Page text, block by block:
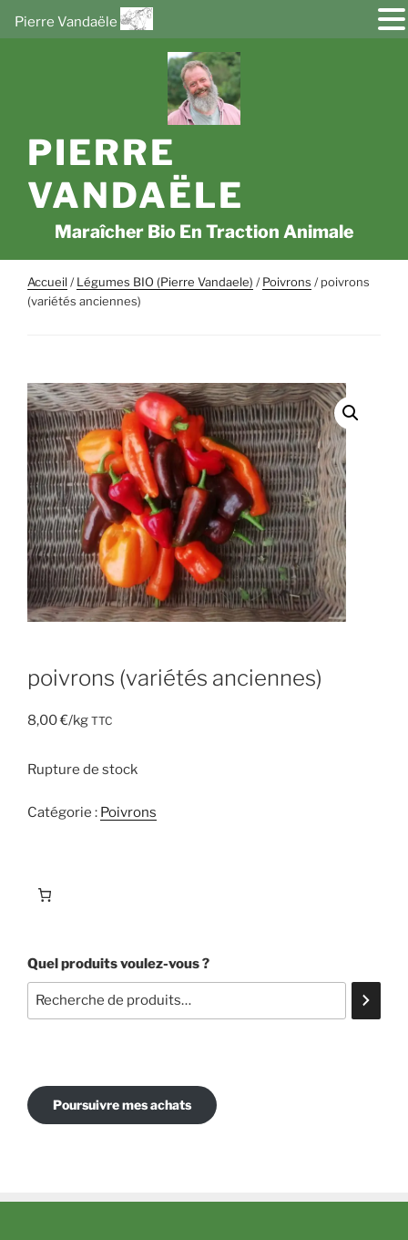
PIERRE
VANDAËLE
Maraîcher Bio En Traction Animale
Accueil/Légumes BIO (Pierre Vandaele) /Poivrons / poivrons
(variétés anciennes)
poivrons (variétés anciennes)
8,00€/kg TTC
Rupture de stock
Catégorie : Poivrons
Quel produits voulez-vous ?
Poursuivre mes achats
Pierre Vandaële